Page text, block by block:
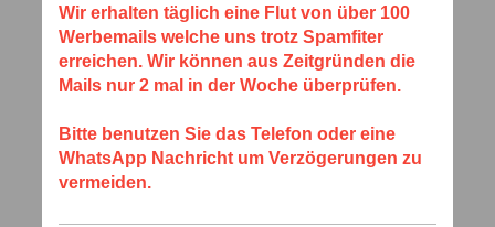
Wir erhalten täglich eine Flut von über 100
Werbemails welche uns trotz Spamfiter
erreichen. Wir können aus Zeitgründen die
Mails nur 2 mal in der Woche überprüfen.
Bitte benutzen Sie das Telefon oder eine
WhatsApp Nachricht um Verzögerungen zu
vermeiden.